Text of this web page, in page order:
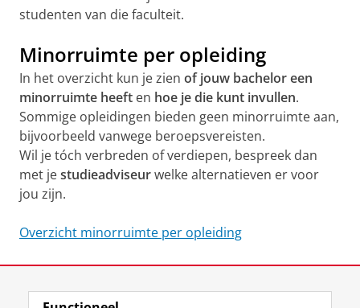
studenten van die faculteit.
Minorruimte per opleiding
In het overzicht kun je zien of jouw bachelor een
minorruimte heeft en hoe je die kunt invullen.
Sommige opleidingen bieden geen minorruimte aan,
bijvoorbeeld vanwege beroepsvereisten.
Wil je tóch verbreden of verdiepen, bespreek dan
met jestudieadviseurwelke alternatieven er voor
jou zijn.
Overzicht minorruimte per opleiding